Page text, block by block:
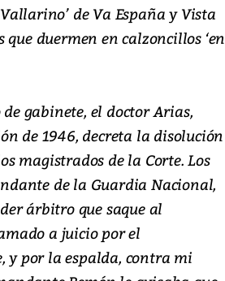
de Va España y Vista
duermen en calzoncillos ‘en
gabinete, el doctor Arias,
de 1946, decreta la disolución
magistrados de la Corte. Los
de la Guardia Nacional,
árbitro que saque al
a juicio por el
y por la espalda, contra mi